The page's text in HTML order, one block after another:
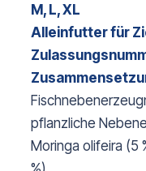
M, L, XL
Alleinfutter für
pflanzliche
Moringa olifeira (5